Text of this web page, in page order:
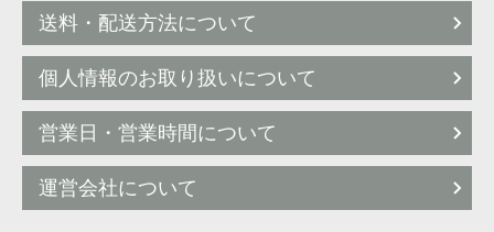
送料・配送方法について
個人情報のお取り扱いについて
営業日・営業時間について
運営会社について